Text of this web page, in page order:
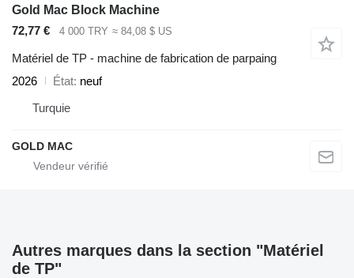
Gold Mac Block Machine
72,77 €
4 000 TRY ≈ 84,08 $ US
Matériel de TP - machine de fabrication de parpaing
2026
État neuf
Turquie
GOLD MAC
Autres marques dans la section "Matériel
de TP"